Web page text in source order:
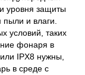
уровня защиты
пыли и влаги.
условий, таких
фонаря в
IPX8 нужны,
в среде с